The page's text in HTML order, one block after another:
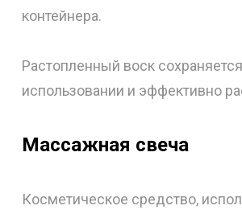
контейнера.
Растопленный воск
использовании и эффективно
Массажная свеча
Косметическое средство,